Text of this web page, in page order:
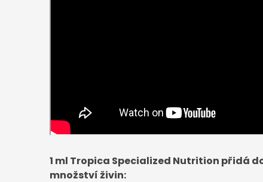
1 ml Tropica Specialized Nutrition přidá
množství živin: